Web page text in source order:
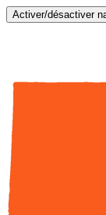
Activer/désactiver